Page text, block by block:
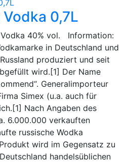
0,7L
40% vol. Information:
in Deutschland und
produziert und seit
wird.[1] Der Name
Generalimporteur
Simex (u.a. auch für
Nach Angaben des
6.000.000 verkauften
russische Wodka
wird im Gegensatz zu
handelsüblichen